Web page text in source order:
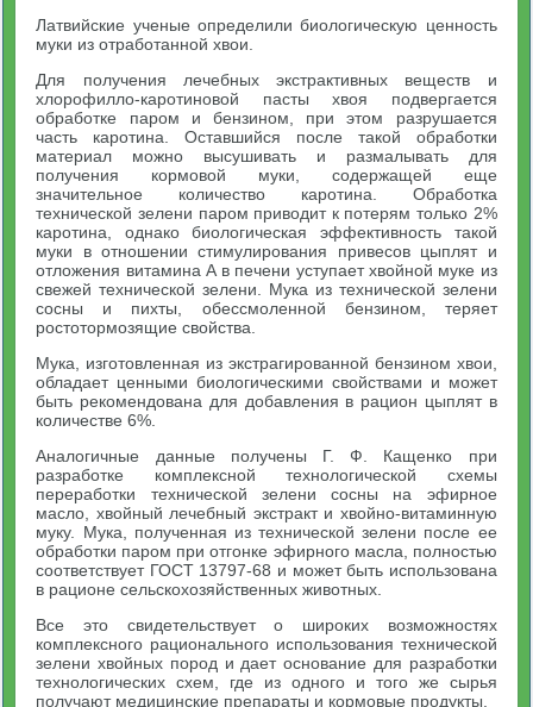
Латвийские ученые определили биологическую ценность
муки из отработанной хвои.
Для получения лечебных экстрактивных веществ и
хлорофилло-каротиновой пасты хвоя подвергается
обработке паром и бензином, при этом разрушается
часть каротина. Оставшийся после такой обработки
материал можно высушивать и размалывать для
получения кормовой муки, содержащей еще
значительное количество каротина. Обработка
технической зелени паром приводит к потерям только 2%
каротина, однако биологическая эффективность такой
муки в отношении стимулирования привесов цыплят и
отложения витамина А в печени уступает хвойной муке из
свежей технической зелени. Мука из технической зелени
сосны и пихты, обессмоленной бензином, теряет
ростотормозящие свойства.
Мука, изготовленная из экстрагированной бензином хвои,
обладает ценными биологическими свойствами и может
быть рекомендована для добавления в рацион цыплят в
количестве 6%.
Аналогичные данные получены Г. Ф. Кащенко при
разработке комплексной технологической схемы
переработки технической зелени сосны на эфирное
масло, хвойный лечебный экстракт и хвойно-витаминную
муку. Мука, полученная из технической зелени после ее
обработки паром при отгонке эфирного масла, полностью
соответствует ГОСТ 13797-68 и может быть использована
в рационе сельскохозяйственных животных.
Все это свидетельствует о широких возможностях
комплексного рационального использования технической
зелени хвойных пород и дает основание для разработки
технологических схем, где из одного и того же сырья
получают медицинские препараты и кормовые продукты.